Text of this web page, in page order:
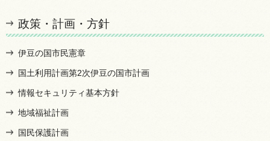
政策・計画・方針
伊豆の国市民憲章
国土利用計画第2次伊豆の国市計画
情報セキュリティ基本方針
地域福祉計画
国民保護計画